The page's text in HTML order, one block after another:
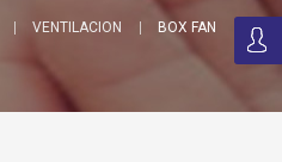
VENTILACION BOX FAN